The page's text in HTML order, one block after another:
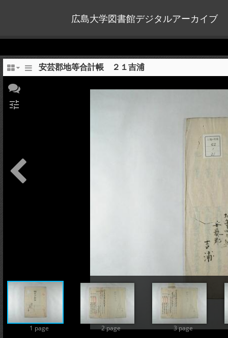
広島大学図書館デジタルアーカイブ
安芸郡地等合計帳 ２１吉浦
1 page 2 page 3 page
tune